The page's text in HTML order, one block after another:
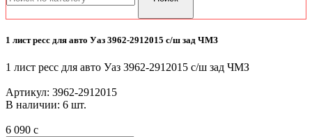
1 лист ресс для авто Уаз 3962-2912015 с/ш зад ЧМЗ
1 лист ресс для авто Уаз 3962-2912015 с/ш зад ЧМЗ
Артикул: 3962-2912015
В наличии: 6 шт.
6 090 c